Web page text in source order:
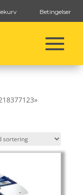
Betingelser